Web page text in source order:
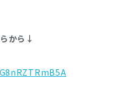
から↓